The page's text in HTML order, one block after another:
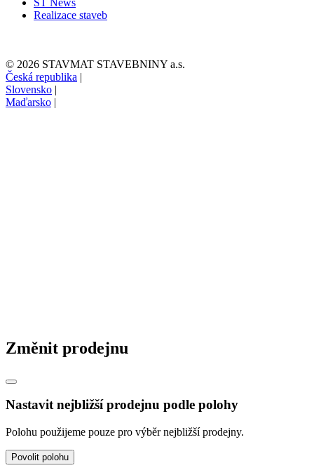
Realizace staveb
© 2026 STAVMAT STAVEBNINY a.s.
Česká republika |
Slovensko |
Maďarsko |
Změnit prodejnu
Nastavit nejbližší prodejnu podle polohy
Polohu použijeme pouze pro výběr nejbližší prodejny.
Povolit polohu